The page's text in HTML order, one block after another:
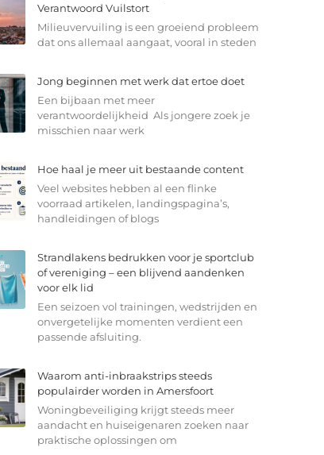
Verantwoord Vuilstort
Milieuvervuiling is een groeiend probleem
dat ons allemaal aangaat, vooral in steden
Jong beginnen met werk dat ertoe doet
Een bijbaan met meer
verantwoordelijkheid Als jongere zoek je
misschien naar werk
Hoe haal je meer uit bestaande content
Veel websites hebben al een flinke
voorraad artikelen, landingspagina’s,
handleidingen of blogs
Strandlakens bedrukken voor je sportclub
of vereniging – een blijvend aandenken
voor elk lid
Een seizoen vol trainingen, wedstrijden en
onvergetelijke momenten verdient een
passende afsluiting.
Waarom anti-inbraakstrips steeds
populairder worden in Amersfoort
Woningbeveiliging krijgt steeds meer
aandacht en huiseigenaren zoeken naar
praktische oplossingen om